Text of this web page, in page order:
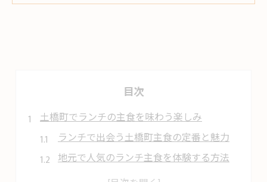
目次
土橋町でランチの主食を味わう楽しみ
ランチで出会う土橋町主食の定番と魅力
地元で人気のランチ主食を体験する方法
今治ランチ文化を主食で感じる楽しさ